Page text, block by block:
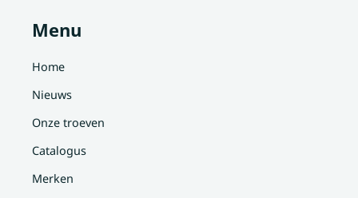
Menu
Home
Nieuws
Onze troeven
Catalogus
Merken